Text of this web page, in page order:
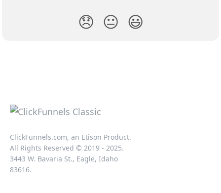
😞 😐 😃
ClickFunnels.com, an Etison Product.
All Rights Reserved © 2019 - 2025.
3443 W. Bavaria St., Eagle, Idaho
83616.